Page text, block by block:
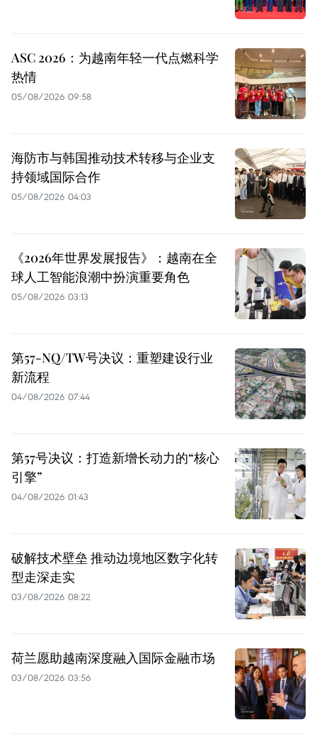
ASC 2026：为越南年轻一代点燃科学
热情
05/08/2026 09:58
海防市与韩国推动技术转移与企业支
持领域国际合作
05/08/2026 04:03
《2026年世界发展报告》：越南在全
球人工智能浪潮中扮演重要角色
05/08/2026 03:13
第57-NQ/TW号决议：重塑建设行业
新流程
04/08/2026 07:44
第57号决议：打造新增长动力的“核心
引擎”
04/08/2026 01:43
破解技术壁垒 推动边境地区数字化转
型走深走实
03/08/2026 08:22
荷兰愿助越南深度融入国际金融市场
03/08/2026 03:56